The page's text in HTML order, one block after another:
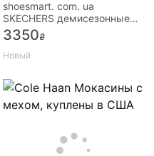
shoesmart. com. ua
SKECHERS демисезонные
кроссовки 48 47 46 45 43
42 40
3350₴
Новый